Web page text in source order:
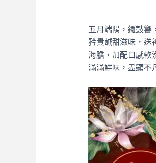
五月端陽，鑼鼓響
矜貴鹹甜滋味，送
海膽，加配口感軟
滿滿鮮味，盡顯不